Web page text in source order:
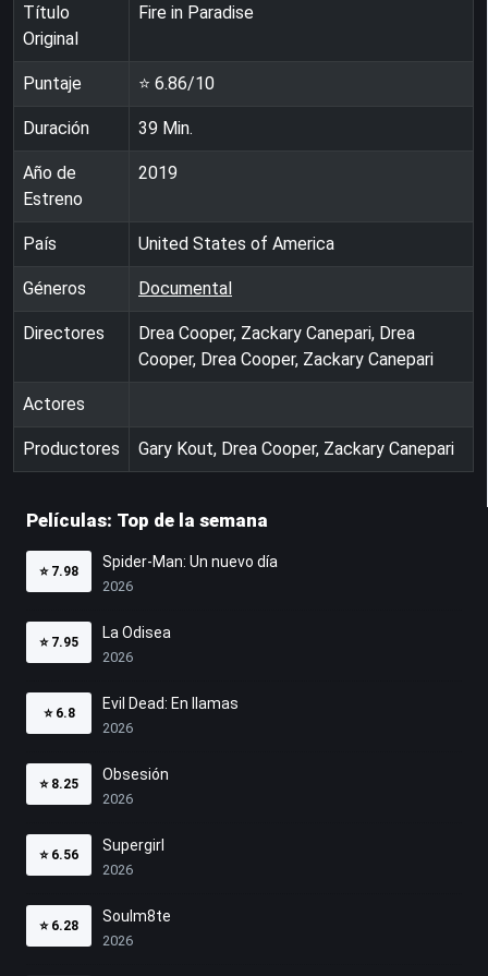
Título
Original
Fire in Paradise
Puntaje ⭐ 6.86/10
Duración 39 Min.
Año de
Estreno
2019
País United States of America
Géneros Documental
Directores
Drea Cooper, Zackary Canepari, Drea
Cooper, Drea Cooper, Zackary Canepari
Actores
Productores Gary Kout, Drea Cooper, Zackary Canepari
Películas: Top de la semana
⭐ 7.98
Spider-Man: Un nuevo día
2026
⭐ 7.95
La Odisea
2026
⭐ 6.8
Evil Dead: En llamas
2026
⭐ 8.25
Obsesión
2026
⭐ 6.56
Supergirl
2026
⭐ 6.28
Soulm8te
2026